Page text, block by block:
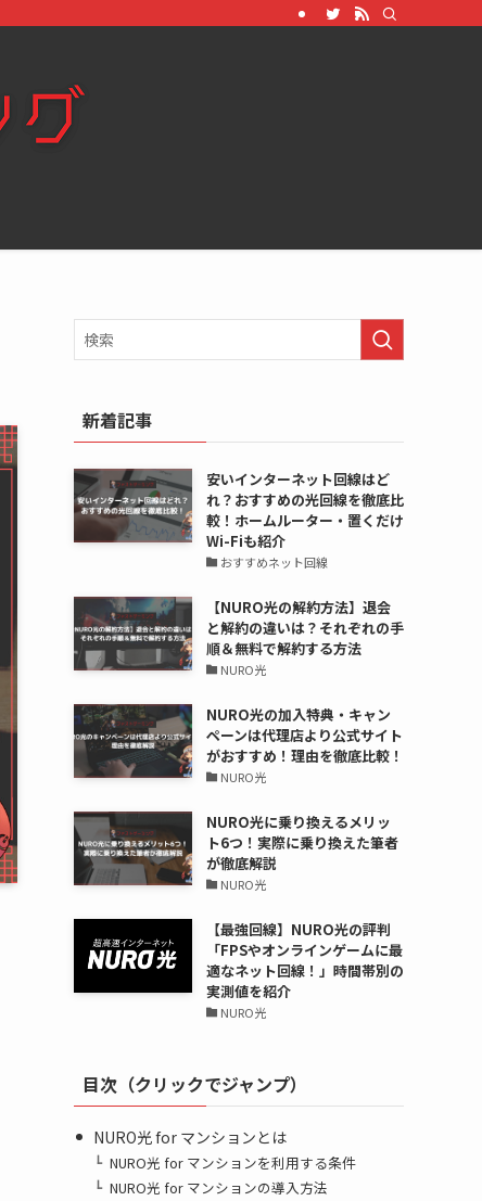
新着記事
安いインターネット回線はど
れ？おすすめの光回線を徹底比
較！ホームルーター・置くだけ
Wi-Fiも紹介
おすすめネット回線
【NURO光の解約方法】退会
と解約の違いは？それぞれの手
順＆無料で解約する方法
NURO光
NURO光の加入特典・キャン
ペーンは代理店より公式サイト
がおすすめ！理由を徹底比較！
NURO光
NURO光に乗り換えるメリッ
ト6つ！実際に乗り換えた筆者
が徹底解説
NURO光
【最強回線】NURO光の評判
「FPSやオンラインゲームに最
適なネット回線！」時間帯別の
実測値を紹介
NURO光
目次（クリックでジャンプ）
NURO光 for マンションとは
NURO光 for マンションを利用する条件
NURO光 for マンションの導入方法